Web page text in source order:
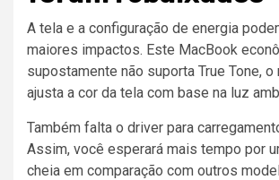
A tela e a configuração de energia
maiores impactos. Este MacBook
supostamente não suporta True Tone, o
ajusta a cor da tela com base na luz
Também falta o driver para
Assim, você esperará mais tempo por
cheia em comparação com outros